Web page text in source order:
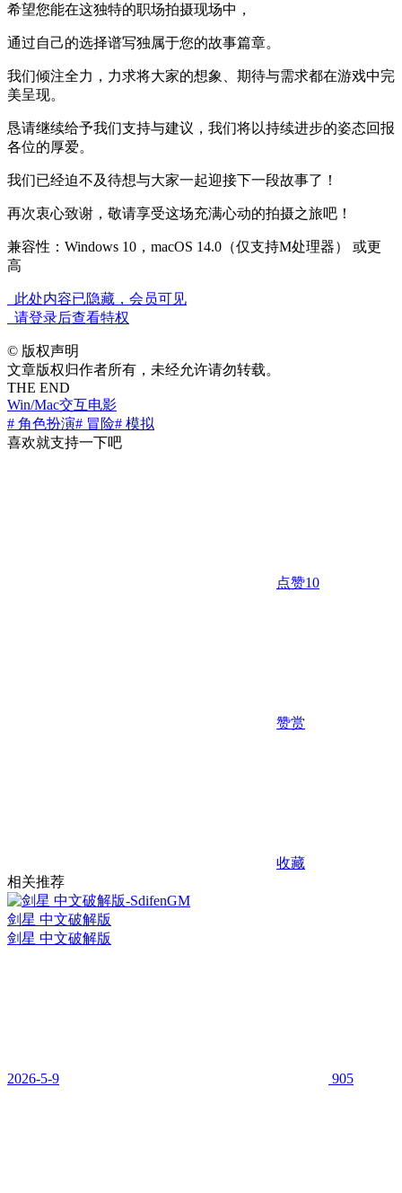
希望您能在这独特的职场拍摄现场中，
通过自己的选择谱写独属于您的故事篇章。
我们倾注全力，力求将大家的想象、期待与需求都在游戏中完
美呈现。
恳请继续给予我们支持与建议，我们将以持续进步的姿态回报
各位的厚爱。
我们已经迫不及待想与大家一起迎接下一段故事了！
再次衷心致谢，敬请享受这场充满心动的拍摄之旅吧！
兼容性：Windows 10，macOS 14.0（仅支持M处理器） 或更
高
此处内容已隐藏，会员可见
请登录后查看特权
© 版权声明
文章版权归作者所有，未经允许请勿转载。
THE END
Win/Mac交互电影
# 角色扮演# 冒险# 模拟
喜欢就支持一下吧
点赞10
赞赏
收藏
相关推荐
剑星 中文破解版
剑星 中文破解版
2026-5-9 905